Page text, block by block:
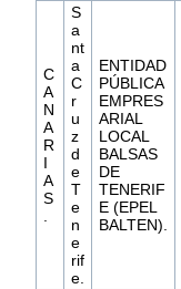
C
A
N
A
R
I
A
S
S
a
nt
a
C
r
u
z
d
e
T
e
n
e
rif
e.
ENTIDAD
PÚBLICA
EMPRES
ARIAL
LOCAL
BALSAS
DE
TENERIF
E (EPEL
BALTEN).